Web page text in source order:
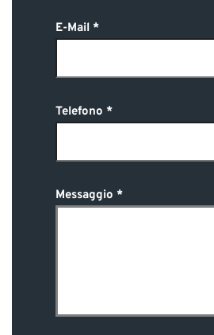
E-Mail
Telefono
Messaggio